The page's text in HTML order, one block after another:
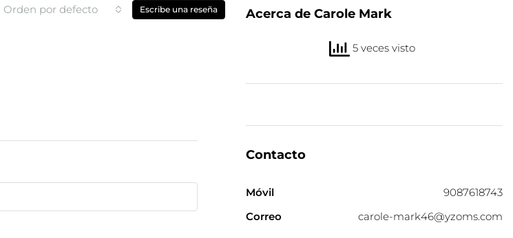
Orden por defecto Escribe una reseña Acerca de Carole Mark
5 veces visto
Contacto
Móvil
9087618743
Correo
carole-mark46@yzoms.com